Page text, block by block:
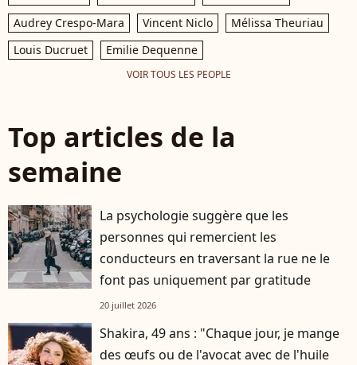
Audrey Crespo-Mara
Vincent Niclo
Mélissa Theuriau
Louis Ducruet
Emilie Dequenne
VOIR TOUS LES PEOPLE
Top articles de la
semaine
La psychologie suggère que les
personnes qui remercient les
conducteurs en traversant la rue ne le
font pas uniquement par gratitude
20 juillet 2026
Shakira, 49 ans : "Chaque jour, je mange
des œufs ou de l'avocat avec de l'huile